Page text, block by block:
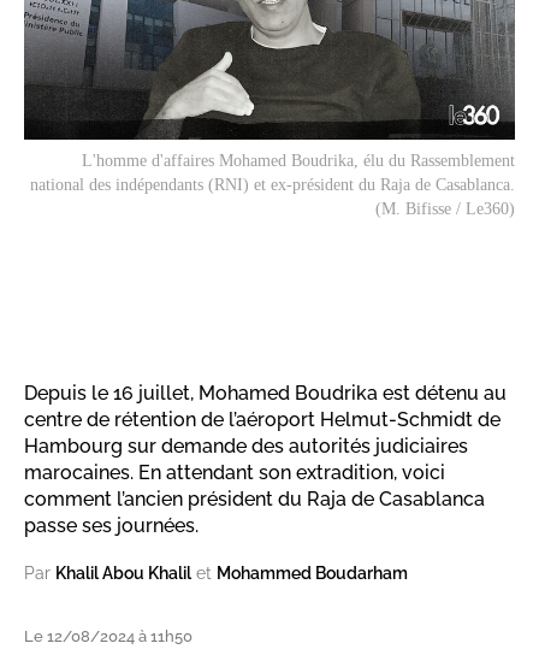
L'homme d'affaires Mohamed Boudrika, élu du Rassemblement
national des indépendants (RNI) et ex-président du Raja de Casablanca.
(M. Bifisse / Le360)
Depuis le 16 juillet, Mohamed Boudrika est détenu au
centre de rétention de l’aéroport Helmut-Schmidt de
Hambourg sur demande des autorités judiciaires
marocaines. En attendant son extradition, voici
comment l’ancien président du Raja de Casablanca
passe ses journées.
Par Khalil Abou Khalil et Mohammed Boudarham
Le 12/08/2024 à 11h50